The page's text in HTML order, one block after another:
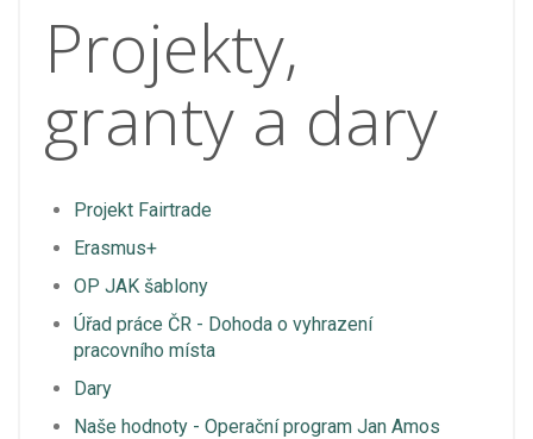
Projekty,
granty a dary
Projekt Fairtrade
Erasmus+
OP JAK šablony
Úřad práce ČR - Dohoda o vyhrazení
pracovního místa
Dary
Naše hodnoty - Operační program Jan Amos